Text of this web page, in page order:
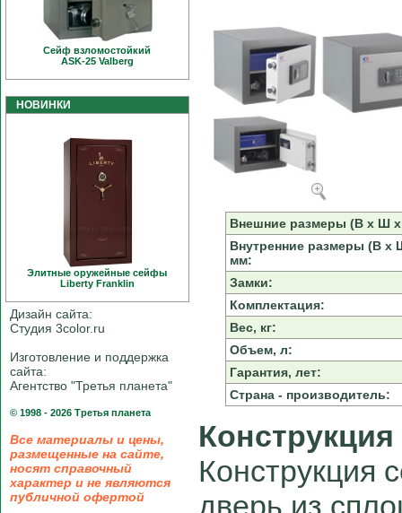
Сейф взломостойкий
ASK-25 Valberg
НОВИНКИ
Элитные оружейные сейфы
Liberty Franklin
Дизайн сайта:
Студия 3color.ru
Изготовление и поддержка
сайта:
Агентство "Третья планета"
© 1998 - 2026 Третья планета
Все материалы и цены,
размещенные на сайте,
носят справочный
характер и не являются
публичной офертой
Внешние размеры (В х Ш
Внутренние размеры (В х
мм:
Замки:
Комплектация:
Вес, кг:
Объем, л:
Гарантия, лет:
Страна - производитель:
Конструкция
Конструкция
дверь из